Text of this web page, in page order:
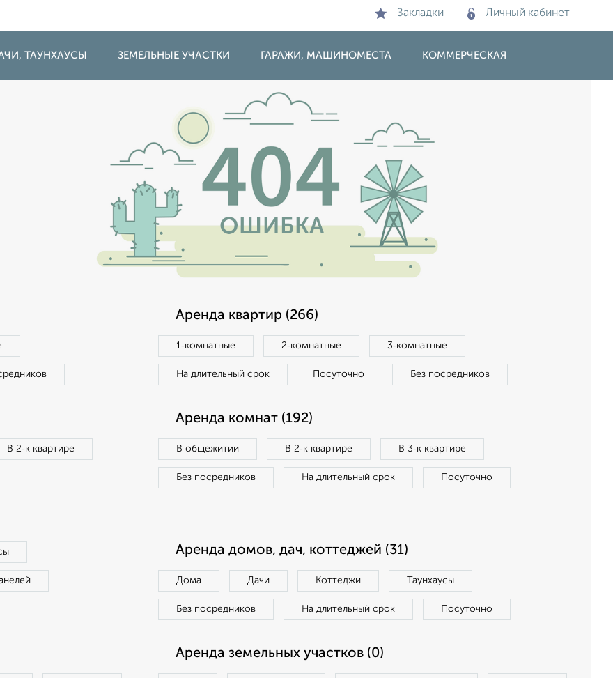
Закладки Личный кабинет
ТАУНХАУСЫ ЗЕМЕЛЬНЫЕ УЧАСТКИ ГАРАЖИ, МАШИНОМЕСТА КОММЕРЧЕСКАЯ
Аренда квартир (266)
1‑комнатные 2‑комнатные 3‑комнатные
На длительный срок Посуточно Без посредников
В 2‑к квартире
Аренда комнат (192)
В общежитии В 2‑к квартире В 3‑к квартире
Без посредников На длительный срок Посуточно
Аренда домов, дач, коттеджей (31)
Дома Дачи Коттеджи Таунхаусы
Без посредников На длительный срок Посуточно
Аренда земельных участков (0)